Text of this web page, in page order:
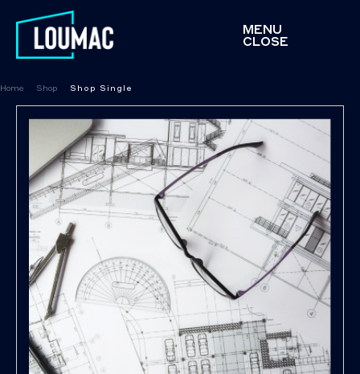
MENU
CLOSE
Home Shop Shop Single